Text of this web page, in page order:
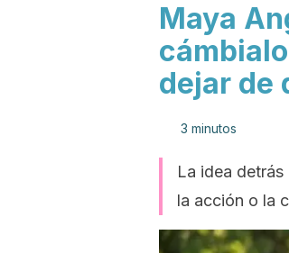
Maya
dejar de
3 minutos
La idea
la acción o la